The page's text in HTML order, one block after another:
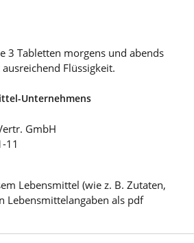
3 Tabletten morgens und abends
Flüssigkeit.
Unternehmens
GmbH
11
Lebensmittel (wie z. B. Zutaten,
Lebensmittelangaben als pdf